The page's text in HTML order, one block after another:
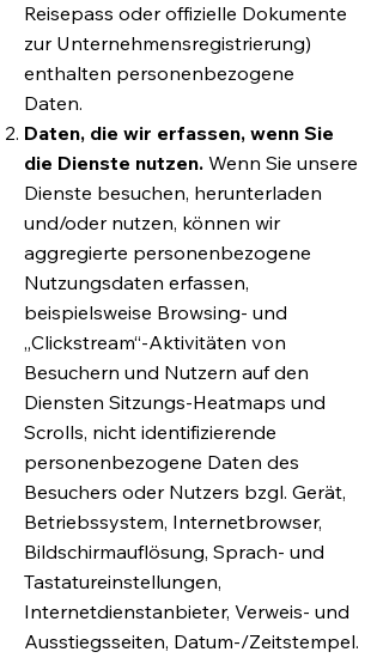
Reisepass oder offizielle Dokumente
zur Unternehmensregistrierung)
enthalten personenbezogene
Daten.
Daten, die wir erfassen, wenn Sie
die Dienste nutzen. Wenn Sie unsere
Dienste besuchen, herunterladen
und/oder nutzen, können wir
aggregierte personenbezogene
Nutzungsdaten erfassen,
beispielsweise Browsing- und
„Clickstream“-Aktivitäten von
Besuchern und Nutzern auf den
Diensten Sitzungs-Heatmaps und
Scrolls, nicht identifizierende
personenbezogene Daten des
Besuchers oder Nutzers bzgl. Gerät,
Betriebssystem, Internetbrowser,
Bildschirmauflösung, Sprach- und
Tastatureinstellungen,
Internetdienstanbieter, Verweis- und
Ausstiegsseiten, Datum-/Zeitstempel.